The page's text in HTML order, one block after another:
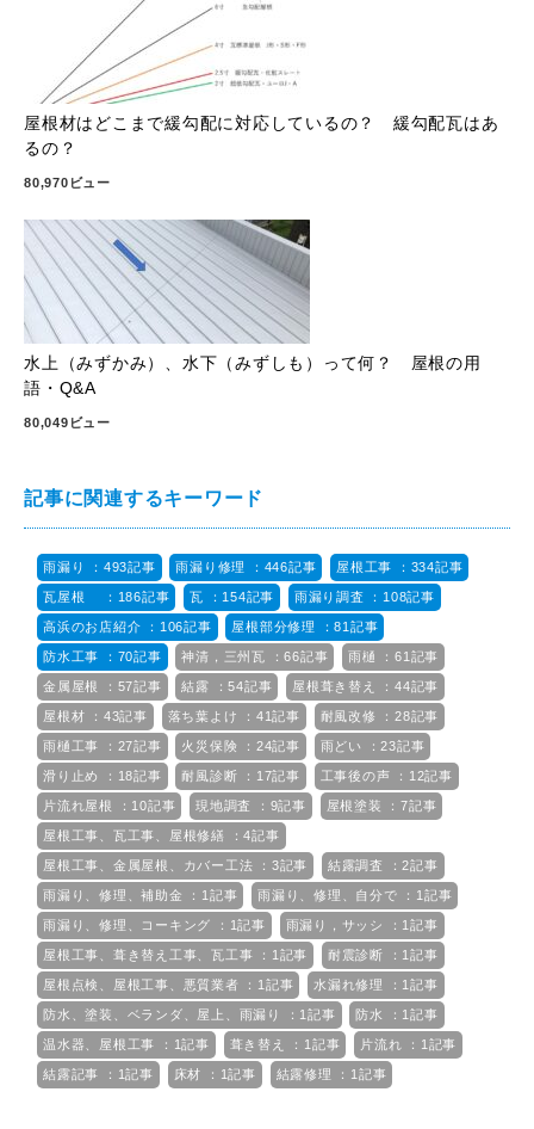
屋根材はどこまで緩勾配に対応しているの？ 緩勾配瓦はあ
るの？
80,970ビュー
水上（みずかみ）、水下（みずしも）って何？ 屋根の用
語・Q&A
80,049ビュー
記事に関連するキーワード
雨漏り ：493記事 雨漏り修理 ：446記事 屋根工事 ：334記事
瓦屋根 ：186記事 瓦 ：154記事 雨漏り調査 ：108記事
高浜のお店紹介 ：106記事 屋根部分修理 ：81記事
防水工事 ：70記事 神清，三州瓦 ：66記事 雨樋 ：61記事
金属屋根 ：57記事 結露 ：54記事 屋根葺き替え ：44記事
屋根材 ：43記事 落ち葉よけ ：41記事 耐風改修 ：28記事
雨樋工事 ：27記事 火災保険 ：24記事 雨どい ：23記事
滑り止め ：18記事 耐風診断 ：17記事 工事後の声 ：12記事
片流れ屋根 ：10記事 現地調査 ：9記事 屋根塗装 ：7記事
屋根工事、瓦工事、屋根修繕 ：4記事
屋根工事、金属屋根、カバー工法 ：3記事 結露調査 ：2記事
雨漏り、修理、補助金 ：1記事 雨漏り、修理、自分で ：1記事
雨漏り、修理、コーキング ：1記事 雨漏り，サッシ ：1記事
屋根工事、葺き替え工事、瓦工事 ：1記事 耐震診断 ：1記事
屋根点検、屋根工事、悪質業者 ：1記事 水漏れ修理 ：1記事
防水、塗装、ベランダ、屋上、雨漏り ：1記事 防水 ：1記事
温水器、屋根工事 ：1記事 葺き替え ：1記事 片流れ ：1記事
結露記事 ：1記事 床材 ：1記事 結露修理 ：1記事